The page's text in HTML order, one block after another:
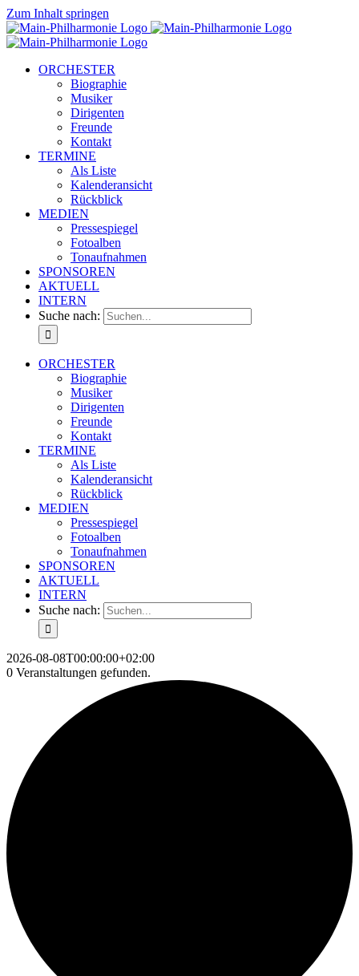
Zum Inhalt springen
ORCHESTER
Biographie
Musiker
Dirigenten
Freunde
Kontakt
TERMINE
Als Liste
Kalenderansicht
Rückblick
MEDIEN
Pressespiegel
Fotoalben
Tonaufnahmen
SPONSOREN
AKTUELL
INTERN
Suche nach:
ORCHESTER
Biographie
Musiker
Dirigenten
Freunde
Kontakt
TERMINE
Als Liste
Kalenderansicht
Rückblick
MEDIEN
Pressespiegel
Fotoalben
Tonaufnahmen
SPONSOREN
AKTUELL
INTERN
Suche nach:
2026-08-08T00:00:00+02:00
0 Veranstaltungen gefunden.